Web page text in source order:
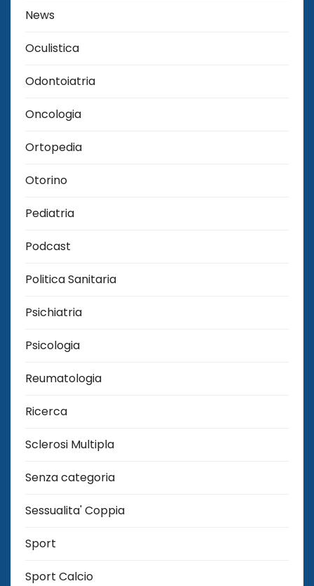
News
Oculistica
Odontoiatria
Oncologia
Ortopedia
Otorino
Pediatria
Podcast
Politica Sanitaria
Psichiatria
Psicologia
Reumatologia
Ricerca
Sclerosi Multipla
Senza categoria
Sessualita' Coppia
Sport
Sport Calcio